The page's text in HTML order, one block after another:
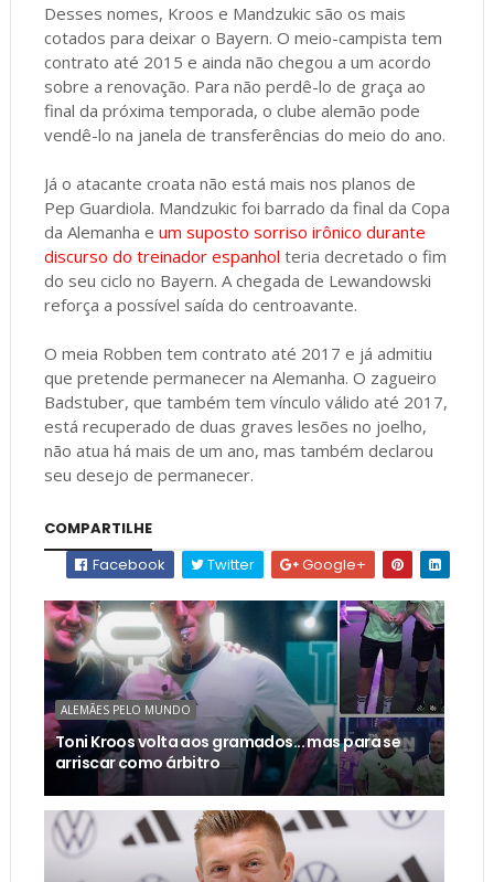
Desses nomes, Kroos e Mandzukic são os mais
cotados para deixar o Bayern. O meio-campista tem
contrato até 2015 e ainda não chegou a um acordo
sobre a renovação. Para não perdê-lo de graça ao
final da próxima temporada, o clube alemão pode
vendê-lo na janela de transferências do meio do ano.
Já o atacante croata não está mais nos planos de
Pep Guardiola. Mandzukic foi barrado da final da Copa
da Alemanha e um suposto sorriso irônico durante
discurso do treinador espanhol teria decretado o fim
do seu ciclo no Bayern. A chegada de Lewandowski
reforça a possível saída do centroavante.
O meia Robben tem contrato até 2017 e já admitiu
que pretende permanecer na Alemanha. O zagueiro
Badstuber, que também tem vínculo válido até 2017,
está recuperado de duas graves lesões no joelho,
não atua há mais de um ano, mas também declarou
seu desejo de permanecer.
COMPARTILHE
Facebook
Twitter Google+
ALEMÃES PELO MUNDO
Toni Kroos volta aos gramados... mas para se
arriscar como árbitro